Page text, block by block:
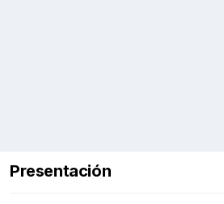
Presentación